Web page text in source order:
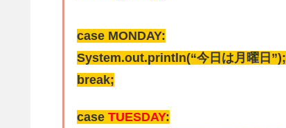
case MONDAY:
System.out.println(“今日は月曜日”);
break;
case TUESDAY: